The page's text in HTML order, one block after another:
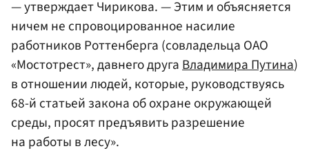
— утверждает Чирикова. — Этим и объясняется
ничем не спровоцированное насилие
работников Роттенберга (совладельца ОАО
«Мостотрест», давнего другаВладимира Путина)
в отношении людей, которые, руководствуясь
68-й статьей закона об охране окружающей
среды, просят предъявить разрешение
на работы в лесу».